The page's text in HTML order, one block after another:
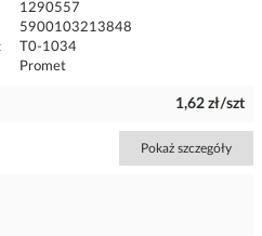
1290557
5900103213848
T0-1034
Promet
1,62 zł/szt
Pokaż szczegóły